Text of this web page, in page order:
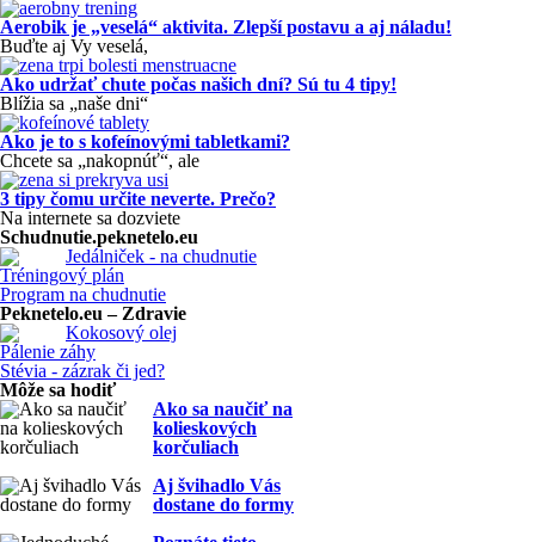
Aerobik je „veselá“ aktivita. Zlepší postavu a aj náladu!
Buďte aj Vy veselá,
Ako udržať chute počas našich dní? Sú tu 4 tipy!
Blížia sa „naše dni“
Ako je to s kofeínovými tabletkami?
Chcete sa „nakopnúť“, ale
3 tipy čomu určite neverte. Prečo?
Na internete sa dozviete
Schudnutie.peknetelo.eu
Jedálniček - na chudnutie
Tréningový plán
Program na chudnutie
Peknetelo.eu – Zdravie
Kokosový olej
Pálenie záhy
Stévia - zázrak či jed?
Môže sa hodiť
Ako sa naučiť na
kolieskových
korčuliach
Aj švihadlo Vás
dostane do formy